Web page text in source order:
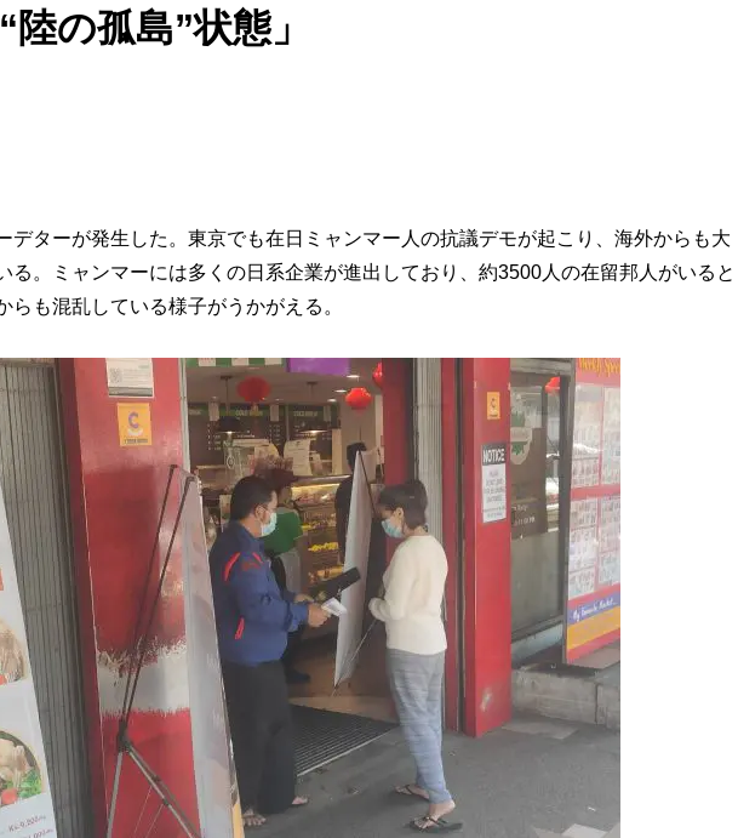
の孤島”状態」
ターが発生した。東京でも在日ミャンマー人の抗議デモが起こり、海外からも大
る。ミャンマーには多くの日系企業が進出しており、約3500人の在留邦人がいると
らも混乱している様子がうかがえる。